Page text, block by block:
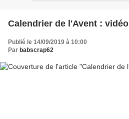
Calendrier de l'Avent : vidéo
Publié le 14/09/2019 à 10:00
Par babscrap62